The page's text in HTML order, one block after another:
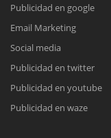
Nuestros ejecutivos le
Publicidad en google
Email Marketing
Social media
Publicidad en twitter
Publicidad en youtube
Publicidad en waze